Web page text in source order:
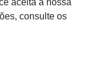
consulte os